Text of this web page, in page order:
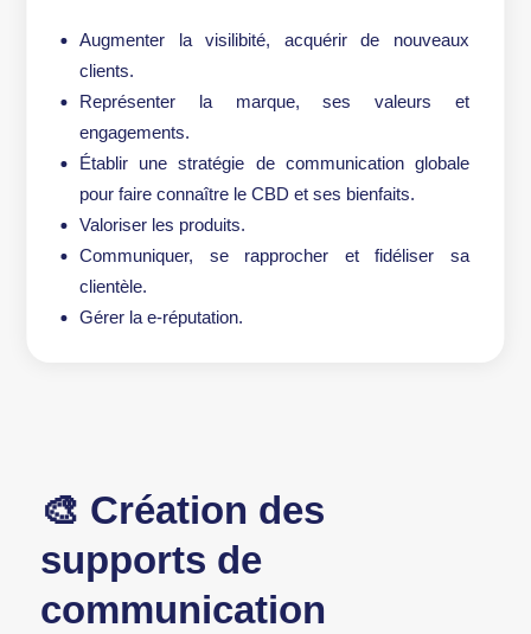
Augmenter la visilibité, acquérir de nouveaux
clients.
Représenter la marque, ses valeurs et
engagements.
Établir une stratégie de communication globale
pour faire connaître le CBD et ses bienfaits.
Valoriser les produits.
Communiquer, se rapprocher et fidéliser sa
clientèle.
Gérer la e-réputation.
🎨 Création des
supports de
communication